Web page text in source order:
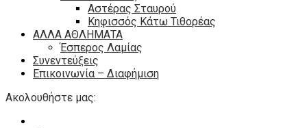
Αστέρας Σταυρού
Κηφισσός Κάτω Τιθορέας
ΑΛΛΑ ΑΘΛΗΜΑΤΑ
Έσπερος Λαμίας
Συνεντεύξεις
Επικοινωνία – Διαφήμιση
Ακολουθήστε μας: